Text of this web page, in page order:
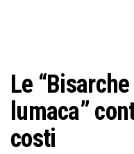
Le
lumaca”
costi